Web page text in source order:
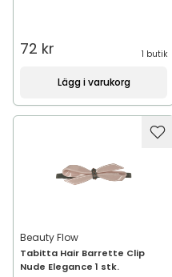
72 kr 1 butik
Lägg i varukorg
Beauty Flow
Tabitta Hair Barrette Clip
Nude Elegance 1 stk.